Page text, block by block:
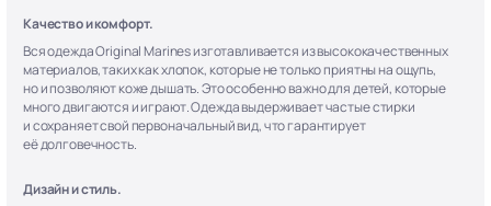
Качество и комфорт.
Вся одежда Original Marines изготавливается из высококачественных
материалов, таких как хлопок, которые не только приятны на ощупь,
но и позволяют коже дышать. Это особенно важно для детей, которые
много двигаются и играют. Одежда выдерживает частые стирки
и сохраняет свой первоначальный вид, что гарантирует
её долговечность.
Дизайн и стиль.